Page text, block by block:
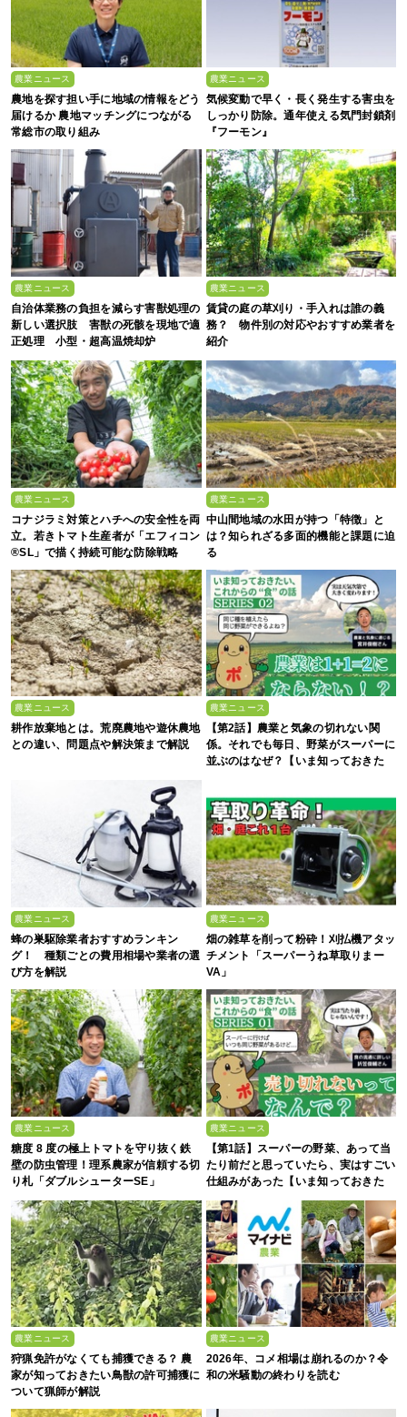
農業ニュース
農地を探す担い手に地域の情報をどう
届けるか 農地マッチングにつながる
常総市の取り組み
農業ニュース
気候変動で早く・長く発生する害虫を
しっかり防除。通年使える気門封鎖剤
『フーモン』
農業ニュース
自治体業務の負担を減らす害獣処理の
新しい選択肢 害獣の死骸を現地で適
正処理 小型・超高温焼却炉
『ACE0.5型』
農業ニュース
賃貸の庭の草刈り・手入れは誰の義
務？ 物件別の対応やおすすめ業者を
紹介
農業ニュース
コナジラミ対策とハチへの安全性を両
立。若きトマト生産者が「エフィコン
®SL」で描く持続可能な防除戦略
農業ニュース
中山間地域の水田が持つ「特徴」と
は？知られざる多面的機能と課題に迫
る
農業ニュース
耕作放棄地とは。荒廃農地や遊休農地
との違い、問題点や解決策まで解説
農業ニュース
【第2話】農業と気象の切れない関
係。それでも毎日、野菜がスーパーに
並ぶのはなぜ？【いま知っておきた
農業ニュース
蜂の巣駆除業者おすすめランキン
グ！ 種類ごとの費用相場や業者の選
び方を解説
農業ニュース
畑の雑草を削って粉砕！刈払機アタッ
チメント「スーパーうね草取りまー
VA」
農業ニュース
糖度 8 度の極上トマトを守り抜く鉄
壁の防虫管理！理系農家が信頼する切
り札「ダブルシューターSE」
農業ニュース
【第1話】スーパーの野菜、あって当
たり前だと思っていたら、実はすごい
仕組みがあった【いま知っておきた
農業ニュース
狩猟免許がなくても捕獲できる？ 農
家が知っておきたい鳥獣の許可捕獲に
ついて猟師が解説
農業ニュース
2026年、コメ相場は崩れるのか？令
和の米騒動の終わりを読む